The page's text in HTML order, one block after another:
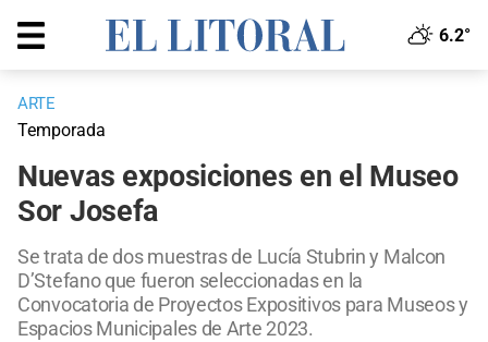
6.2°
ARTE
Temporada
Nuevas exposiciones en el Museo
Sor Josefa
Se trata de dos muestras de Lucía Stubrin y Malcon
D’Stefano que fueron seleccionadas en la
Convocatoria de Proyectos Expositivos para Museos y
Espacios Municipales de Arte 2023.